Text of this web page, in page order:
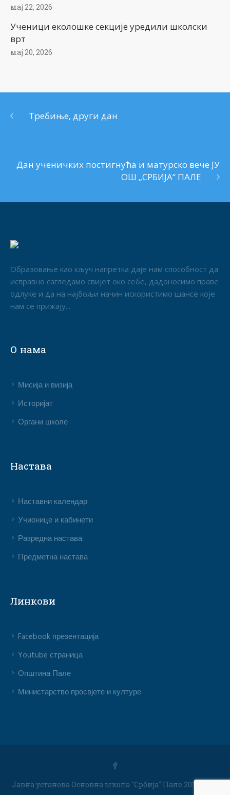
мај 22, 2026
Ученици еколошке секције уредили школски
врт
мај 20, 2026
Требиње, други дан
Дан ученичких постигнућа и матурско вече ЈУ
ОШ „СРБИЈА“ ПАЛЕ
Образовање као кључ напретка даје нам способност да
исправно сагледамо свијет око себе, дадоносимо праве
одлуке и да на најбољи начин искористимо шансе које
нам се прижају...
О нама
Мисија и визија
Историјат
Органи школе
Настава
Наставни календар
Учионице и кабинети
Разредна настава
Предметна настава
Линкови
Facebook презентација
Youtube страница
Општина Пале
Министарство просвјете и културе
Јавна установа Основна школа "Србија" Пале 2019 / Сва